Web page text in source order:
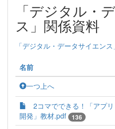
「デジタル・
ス」関係資料
「デジタル・データサイエン
名前
一つ上へ
2コマでできる！「アプリ
開発」教材.pdf
136